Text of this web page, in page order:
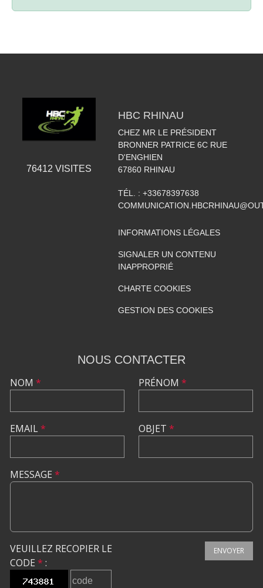
76412 VISITES
HBC RHINAU
CHEZ MR LE PRÉSIDENT
BRONNER PATRICE 6C RUE
D'ENGHIEN
67860 RHINAU
TÉL. : +33678397638
INFORMATIONS LÉGALES
SIGNALER UN CONTENU
INAPPROPRIÉ
CHARTE COOKIES
GESTION DES COOKIES
NOUS CONTACTER
NOM *
EMAIL*
PRÉNOM *
OBJET *
MESSAGE *
VEUILLEZ RECOPIER LE
CODE * :
ENVOYER